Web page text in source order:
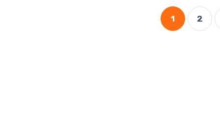
1 2